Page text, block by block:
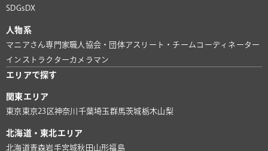
SDGs DX
人物系
マニアさん専門家 職人 協会・団体アスリート・チーム コーディネーター
インストラクターカメラマン
エリアで探す
関東エリア
東京 東京23区神奈川 千葉埼玉群馬茨城栃木山梨
北海道・東北エリア
北海道青森岩手宮城秋田 山形福島